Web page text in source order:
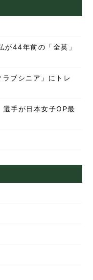
が44年前の「全英」
ブシニア」にトレ
選手が日本女子OP最